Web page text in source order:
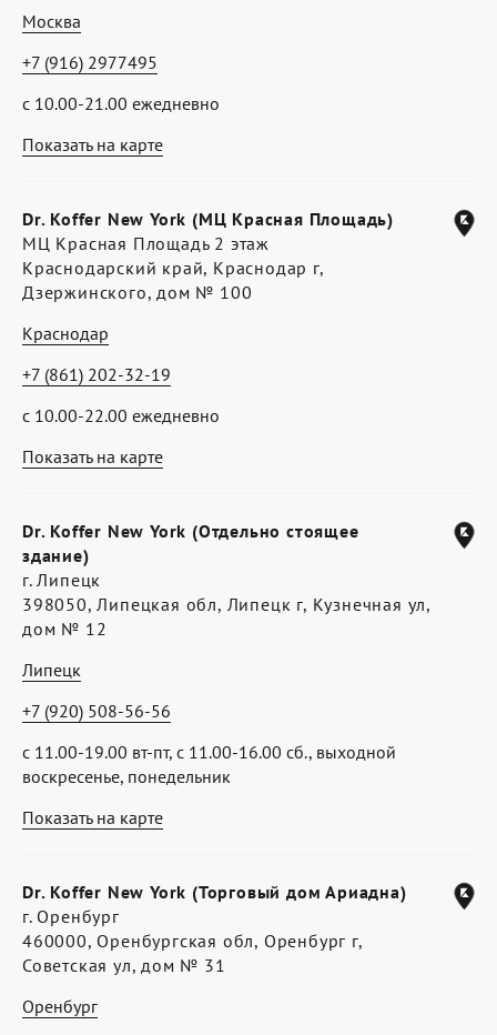
Показать на карте
Москва
с 10.00-21.00 ежедневно
+7 (916) 2977495
Показать на карте
Dr. Koffer New York (МЦ Красная Площадь)
МЦ Красная Площадь 2 этаж
Краснодарский край, Краснодар г,
Дзержинского, дом № 100
Краснодар
с 10.00-22.00 ежедневно
+7 (861) 202-32-19
Показать на карте
Dr. Koffer New York (Отдельно стоящее
здание)
г. Липецк
398050, Липецкая обл, Липецк г, Кузнечная ул,
дом № 12
Липецк
с 11.00-19.00 вт-пт, с 11.00-16.00 сб., выходной
воскресенье, понедельник
+7 (920) 508-56-56
Dr. Koffer New York (Торговый дом Ариадна)
г. Оренбург
460000, Оренбургская обл, Оренбург г,
Советская ул, дом № 31
Оренбург